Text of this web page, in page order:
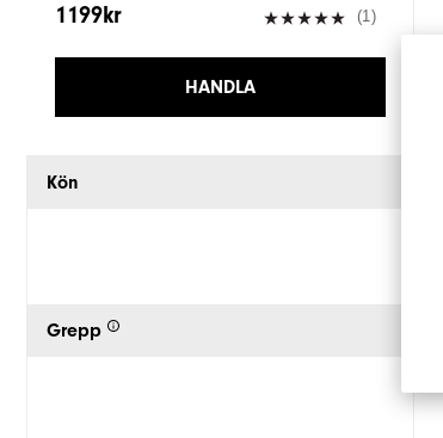
1199kr (1)
HANDLA
Kön
Grepp